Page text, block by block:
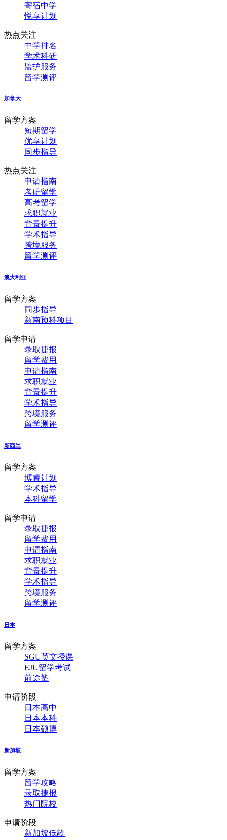
寄宿中学
悦享计划
热点关注
中学排名
学术科研
监护服务
留学测评
加拿大
留学方案
短期留学
优享计划
同步指导
热点关注
申请指南
考研留学
高考留学
求职就业
背景提升
学术指导
跨境服务
留学测评
澳大利亚
留学方案
同步指导
新南预科项目
留学申请
录取捷报
留学费用
申请指南
求职就业
背景提升
学术指导
跨境服务
留学测评
新西兰
留学方案
博睿计划
学术指导
本科留学
留学申请
录取捷报
留学费用
申请指南
求职就业
背景提升
学术指导
跨境服务
留学测评
日本
留学方案
SGU英文授课
EJU留学考试
前途塾
申请阶段
日本高中
日本本科
日本硕博
新加坡
留学方案
留学攻略
录取捷报
热门院校
申请阶段
新加坡低龄